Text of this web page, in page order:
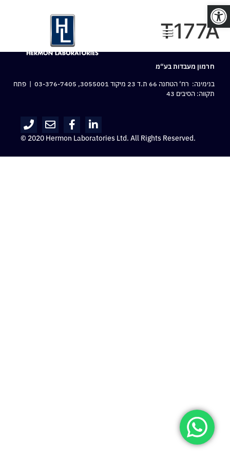
פתח סרגל נגישות
T177A
חרמון מעבדות בע“מ
בנימינה: רח‘ הטחנה 66 ת.ד 23 מיקוד 3055001,
03-376-7405 | פתח
תקווה: הסיבים 43
© 2020 Hermon Laboratories Ltd. All Rights Reserved.